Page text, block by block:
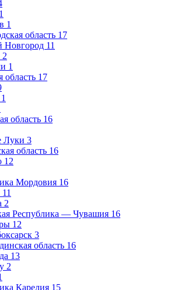
1
1
область 17
Новгород 11
2
1
область 17
1
область 16
Луки 3
область 16
12
Мордовия 16
11
2
Республика — Чувашия 16
12
3
область 16
13
2
Карелия 15